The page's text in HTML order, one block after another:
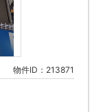
物件ID：213871